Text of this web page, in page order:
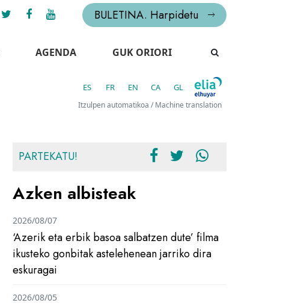
BULETINA. Harpidetu
AGENDA GUK ORIORI
ES FR EN CA GL
Itzulpen automatikoa / Machine translation
PARTEKATU!
Azken albisteak
‘Azerik eta erbik basoa salbatzen dute’ filma
ikusteko gonbitak astelehenean jarriko dira
eskuragai
2026/08/07
2026/08/05